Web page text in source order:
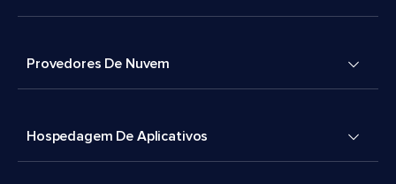
Provedores De Nuvem
Hospedagem De Aplicativos